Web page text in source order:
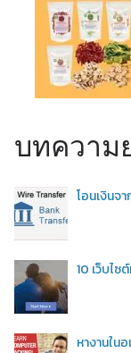
บทความ
โอนเงินจ
10 เว็บไซ
หางานใน